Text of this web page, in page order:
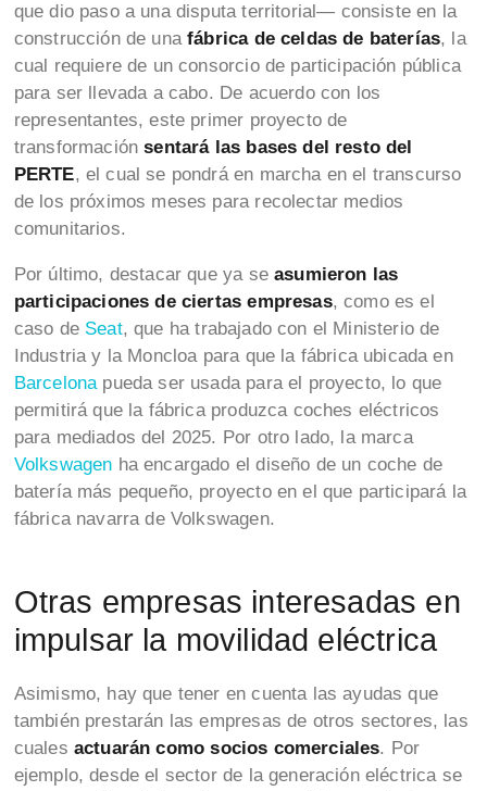
que dio paso a una disputa territorial— consiste en la
construcción de unafábrica de celdas de baterías, la
cual requiere de un consorcio de participación pública
para ser llevada a cabo. De acuerdo con los
representantes, este primer proyecto de
transformación sentará las bases del resto del
PERTE, el cual se pondrá en marcha en el transcurso
de los próximos meses para recolectar medios
comunitarios.
Por último, destacar que ya seasumieron las
participaciones de ciertas empresas, como es el
caso de Seat, que ha trabajado con el Ministerio de
Industria y la Moncloa para que la fábrica ubicada en
Barcelona pueda ser usada para el proyecto, lo que
permitirá que la fábrica produzca coches eléctricos
para mediados del 2025. Por otro lado, la marca
Volkswagen ha encargado el diseño de un coche de
batería más pequeño, proyecto en el que participará la
fábrica navarra de Volkswagen.
Otras empresas interesadas en
impulsar la movilidad eléctrica
Asimismo, hay que tener en cuenta las ayudas que
también prestarán las empresas de otros sectores, las
cuales actuarán como socios comerciales. Por
ejemplo, desde el sector de la generación eléctrica se